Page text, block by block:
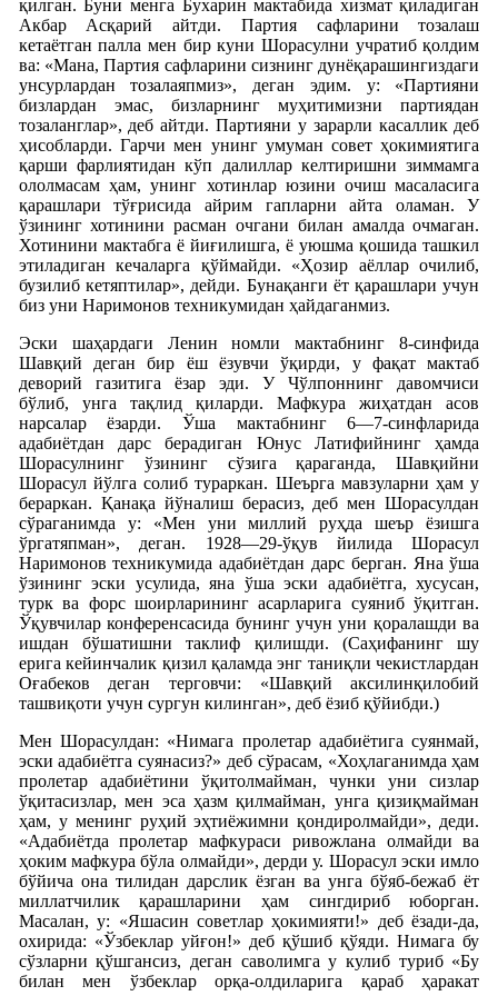
қилган. Буни менга Бухарин мактабида хизмат қиладиган
Акбар Асқарий айтди. Партия сафларини тозалаш
кетаётган палла мен бир куни Шорасулни учратиб қолдим
ва: «Мана, Партия сафларини сизнинг дунёқарашингиздаги
унсурлардан тозалаяпмиз», деган эдим. у: «Партияни
бизлардан эмас, бизларнинг муҳитимизни партиядан
тозаланглар», деб айтди. Партияни у зарарли касаллик деб
ҳисобларди. Гарчи мен унинг умуман совет ҳокимиятига
қарши фарлиятидан кўп далиллар келтиришни зиммамга
ололмасам ҳам, унинг хотинлар юзини очиш масаласига
қарашлари тўғрисида айрим гапларни айта оламан. У
ўзининг хотинини расман очгани билан амалда очмаган.
Хотинини мактабга ё йиғилишга, ё уюшма қошида ташкил
этиладиган кечаларга қўймайди. «Ҳозир аёллар очилиб,
бузилиб кетяптилар», дейди. Бунақанги ёт қарашлари учун
биз уни Наримонов техникумидан ҳайдаганмиз.
Эски шаҳардаги Ленин номли мактабнинг 8-синфида
Шавқий деган бир ёш ёзувчи ўқирди, у фақат мактаб
деворий газитига ёзар эди. У Чўлпоннинг давомчиси
бўлиб, унга тақлид қиларди. Мафкура жиҳатдан асов
нарсалар ёзарди. Ўша мактабнинг 6—7-синфларида
адабиётдан дарс берадиган Юнус Латифийнинг ҳамда
Шорасулнинг ўзининг сўзига қараганда, Шавқийни
Шорасул йўлга солиб тураркан. Шеърга мавзуларни ҳам у
бераркан. Қанақа йўналиш берасиз, деб мен Шорасулдан
сўраганимда у: «Мен уни миллий руҳда шеър ёзишга
ўргатяпман», деган. 1928—29-ўқув йилида Шорасул
Наримонов техникумида адабиётдан дарс берган. Яна ўша
ўзининг эски усулида, яна ўша эски адабиётга, хусусан,
турк ва форс шоирларининг асарларига суяниб ўқитган.
Ўқувчилар конференсасида бунинг учун уни қоралашди ва
ишдан бўшатишни таклиф қилишди. (Саҳифанинг шу
ерига кейинчалик қизил қаламда энг таниқли чекистлардан
Оғабеков деган терговчи: «Шавқий аксилинқилобий
ташвиқоти учун сургун килинган», деб ёзиб қўйибди.)
Мен Шорасулдан: «Нимага пролетар адабиётига суянмай,
эски адабиётга суянасиз?» деб сўрасам, «Хоҳлаганимда ҳам
пролетар адабиётини ўқитолмайман, чунки уни сизлар
ўқитасизлар, мен эса ҳазм қилмайман, унга қизиқмайман
ҳам, у менинг руҳий эҳтиёжимни қондиролмайди», деди.
«Адабиётда пролетар мафкураси ривожлана олмайди ва
ҳоким мафкура бўла олмайди», дерди у. Шорасул эски имло
бўйича она тилидан дарслик ёзган ва унга бўяб-бежаб ёт
миллатчилик қарашларини ҳам сингдириб юборган.
Масалан, у: «Яшасин советлар ҳокимияти!» деб ёзади-да,
охирида: «Ўзбеклар уйғон!» деб қўшиб қўяди. Нимага бу
сўзларни қўшгансиз, деган саволимга у кулиб туриб «Бу
билан мен ўзбеклар орқа-олдиларига қараб ҳаракат